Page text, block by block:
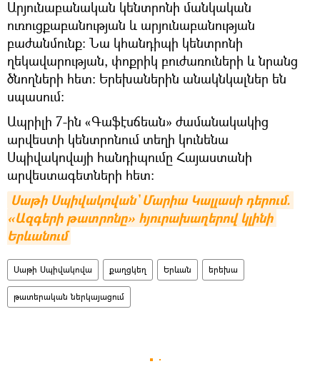
Արյունաբանական կենտրոնի մանկական
ուռուցքաբանության և արյունաբանության
բաժանմունք: Նա կհանդիպի կենտրոնի
ղեկավարության, փոքրիկ բուժառուների և նրանց
ծնողների հետ։ Երեխաներին անակնկալներ են
սպասում:
Ապրիլի 7-ին «Գաֆէսճեան» ժամանակակից
արվեստի կենտրոնում տեղի կունենա
Սպիվակովայի հանդիպումը Հայաստանի
արվեստագետների հետ:
Սաթի Սպիվակովան` Մարիա Կալլասի դերում.
«Ազգերի թատրոնը» հյուրախաղերով կլինի
Երևանում
Սաթի Սպիվակովա քաղցկեղ Երևան երեխա
թատերական ներկայացում